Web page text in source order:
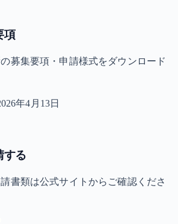
項
募集要項・申請様式をダウンロード
年4月13日
する
書類は公式サイトからご確認くださ